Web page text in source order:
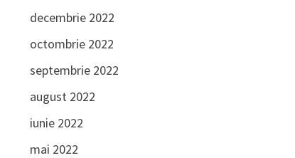
decembrie 2022
octombrie 2022
septembrie 2022
august 2022
iunie 2022
mai 2022